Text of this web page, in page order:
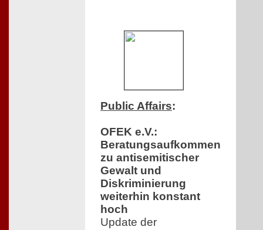
Public Affairs:
OFEK e.V.:
Beratungsaufkommen
zu antisemitischer
Gewalt und
Diskriminierung
weiterhin konstant
hoch
Update der